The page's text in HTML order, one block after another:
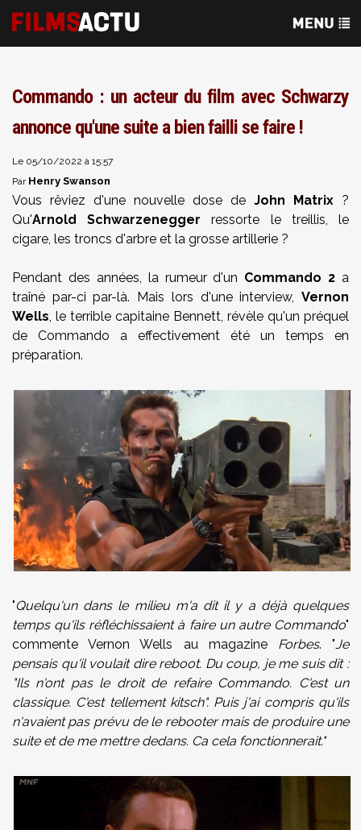
Commando : un acteur du film avec Schwarzy
annonce qu'une suite a bien failli se faire !
Le 05/10/2022 à 15:57
Par Henry Swanson
Vous rêviez d'une nouvelle dose de John Matrix ?
Qu'Arnold Schwarzenegger ressorte le treillis, le
cigare, les troncs d'arbre et la grosse artillerie ?
Pendant des années, la rumeur d'un Commando 2 a
traîné par-ci par-là. Mais lors d'une interview, Vernon
Wells, le terrible capitaine Bennett, révèle qu'un préquel
de Commando a effectivement été un temps en
préparation.
"Quelqu'un dans le milieu m'a dit il y a déjà quelques
temps qu'ils réfléchissaient à faire un autre Commando"
commente Vernon Wells au magazine Forbes. "Je
pensais qu'il voulait dire reboot. Du coup, je me suis dit :
"Ils n'ont pas le droit de refaire Commando. C'est un
classique. C'est tellement kitsch". Puis j'ai compris qu'ils
n'avaient pas prévu de le rebooter mais de produire une
suite et de me mettre dedans. Ca cela fonctionnerait."